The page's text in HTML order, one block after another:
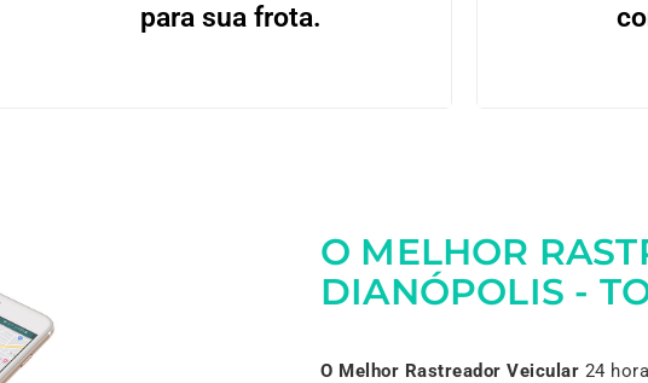
para sua frota.
O MELHOR
DIANÓPOLIS -
O Melhor Rastreador Veicular 24